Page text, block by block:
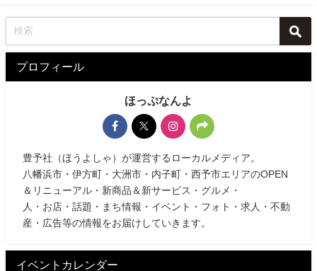
プロフィール
ほっぷなんよ
豊予社（ほうよしゃ）が運営するローカルメディア。
八幡浜市・伊方町・大洲市・内子町・西予市エリアのOPEN
＆リニューアル・新商品＆新サービス・グルメ・
人・お店・話題・まち情報・イベント・フォト・求人・不動
産・広告等の情報をお届けしていきます。
イベントカレンダー